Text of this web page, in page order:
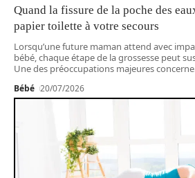
Quand la fissure de la poche des
papier toilette à votre secours
Lorsqu’une future maman attend avec
bébé, chaque étape de la grossesse peut
Une des préoccupations majeures concerne
Bébé 20/07/2026